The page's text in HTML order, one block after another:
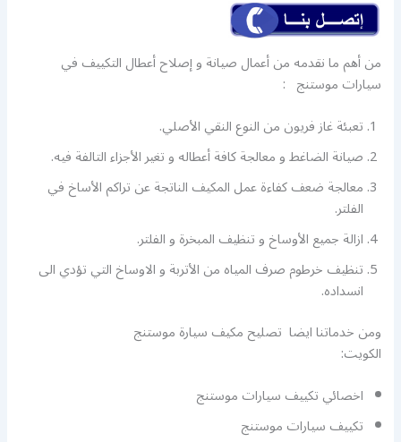
من أهم ما نقدمه من أعمال صيانة و إصلاح أعطال التكييف في
سيارات موستنج :
تعبئة غاز فريون من النوع النقي الأصلي.
صيانة الضاغط و معالجة كافة أعطاله و تغير الأجزاء التالفة فيه.
معالجة ضعف كفاءة عمل المكيف الناتجة عن تراكم الأساخ في
الفلتر.
ازالة جميع الأوساخ و تنظيف المبخرة و الفلتر.
تنظيف خرطوم صرف المياه من الأتربة و الاوساخ التي تؤدي الى
انسداده.
ومن خدماتنا ايضا تصليح مكيف سيارة موستنج
الكويت:
اخصائي تكييف سيارات موستنج
تكييف سيارات موستنج